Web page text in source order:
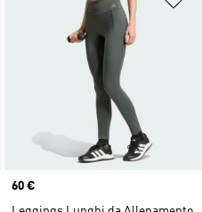
Price
60 €